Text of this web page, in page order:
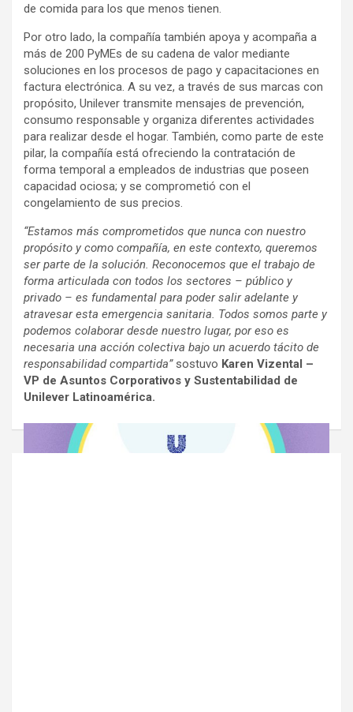
de comida para los que menos tienen.
Por otro lado, la compañía también apoya y acompaña a
más de 200 PyMEs de su cadena de valor mediante
soluciones en los procesos de pago y capacitaciones en
factura electrónica. A su vez, a través de sus marcas con
propósito, Unilever transmite mensajes de prevención,
consumo responsable y organiza diferentes actividades
para realizar desde el hogar. También, como parte de este
pilar, la compañía está ofreciendo la contratación de
forma temporal a empleados de industrias que poseen
capacidad ociosa; y se comprometió con el
congelamiento de sus precios.
“Estamos más comprometidos que nunca con nuestro
propósito y como compañía, en este contexto, queremos
ser parte de la solución. Reconocemos que el trabajo de
forma articulada con todos los sectores – público y
privado – es fundamental para poder salir adelante y
atravesar esta emergencia sanitaria. Todos somos parte y
podemos colaborar desde nuestro lugar, por eso es
necesaria una acción colectiva bajo un acuerdo tácito de
responsabilidad compartida”sostuvo Karen Vizental –
VP de Asuntos Corporativos y Sustentabilidad de
Unilever Latinoamérica.